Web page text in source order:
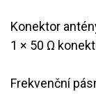
Konektor
1 × 50 Ω
Frekvenční